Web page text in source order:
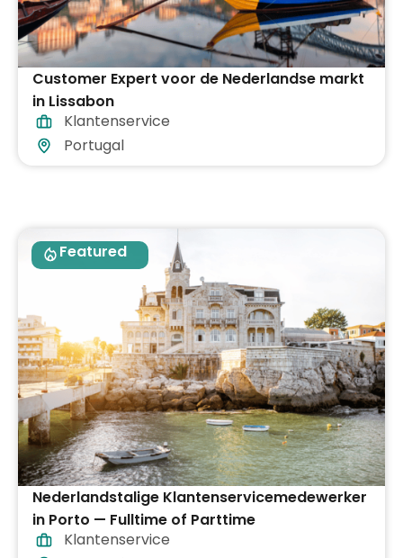
Customer Expert voor de Nederlandse markt
in Lissabon
Klantenservice
Portugal
Featured
Nederlandstalige Klantenservicemedewerker
in Porto — Fulltime of Parttime
Klantenservice